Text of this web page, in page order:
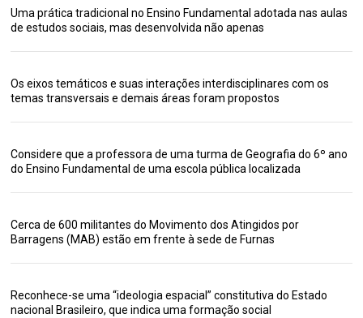
Uma prática tradicional no Ensino Fundamental adotada nas aulas
de estudos sociais, mas desenvolvida não apenas
Os eixos temáticos e suas interações interdisciplinares com os
temas transversais e demais áreas foram propostos
Considere que a professora de uma turma de Geografia do 6º ano
do Ensino Fundamental de uma escola pública localizada
Cerca de 600 militantes do Movimento dos Atingidos por
Barragens (MAB) estão em frente à sede de Furnas
Reconhece-se uma “ideologia espacial” constitutiva do Estado
nacional Brasileiro, que indica uma formação social